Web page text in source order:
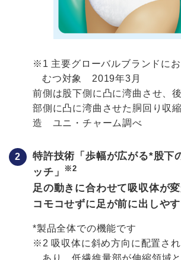
※1 主要グローバルブランドに
むつ対象 2019年3月
前側は股下側に凸に湾曲させ、
部側に凸に湾曲させた胴回り収
造 ユニ・チャーム調べ
特許技術「歩幅が広がる*股下
ッチ」
※2
足の動きに合わせて吸収体が
コモコせずに足が前に出しやす
*製品全体での機能です
※2 吸収体に斜め方向に配置さ
あり、低繊維量部が伸縮領域